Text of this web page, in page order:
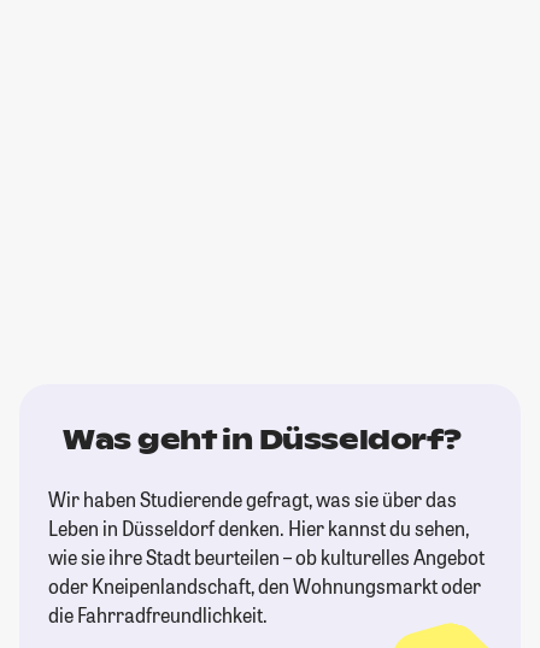
Was geht in Düsseldorf?
Wir haben Studierende gefragt, was sie über das
Leben in Düsseldorf denken. Hier kannst du sehen,
wie sie ihre Stadt beurteilen – ob kulturelles Angebot
oder Kneipenlandschaft, den Wohnungsmarkt oder
die Fahrradfreundlichkeit.